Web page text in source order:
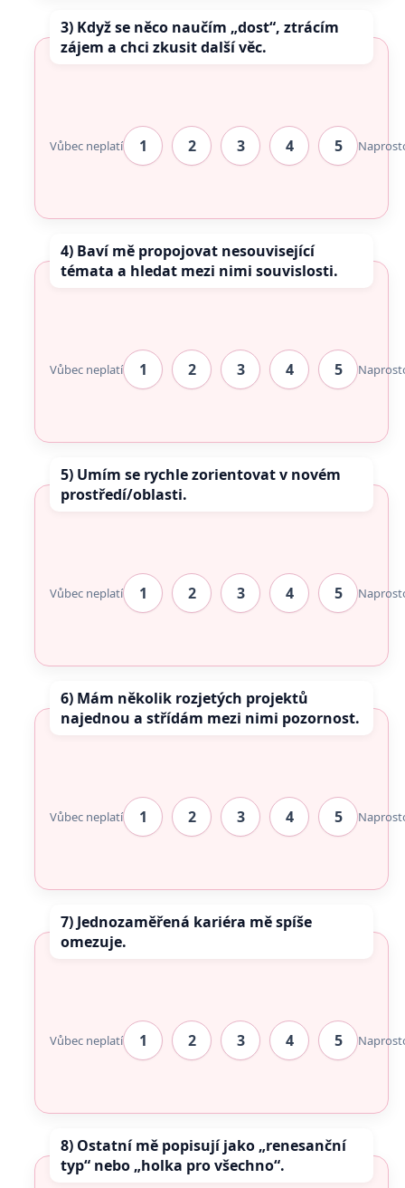
3) Když se něco naučím „dost“, ztrácím
zájem a chci zkusit další věc.
Vůbec neplatí 1 2 3 4 5
4) Baví mě propojovat nesouvisející
témata a hledat mezi nimi souvislosti.
Vůbec neplatí 1 2 3 4 5
5) Umím se rychle zorientovat v novém
prostředí/oblasti.
Vůbec neplatí 1 2 3 4 5
6) Mám několik rozjetých projektů
najednou a střídám mezi nimi pozornost.
Vůbec neplatí 1 2 3 4 5
7) Jednozaměřená kariéra mě spíše
omezuje.
Vůbec neplatí 1 2 3 4 5
8) Ostatní mě popisují jako „renesanční
typ“ nebo „holka pro všechno“.